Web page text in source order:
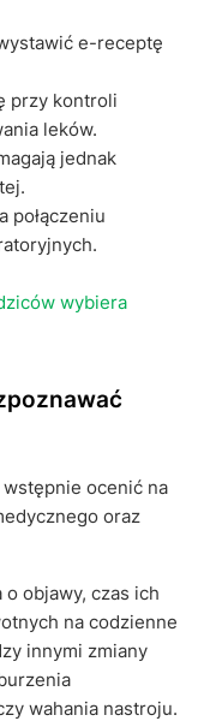
e-receptę
przy kontroli
leków.
jednak
połączeniu
wybiera
ocenić na
oraz
objawy, czas ich
na codzienne
innymi zmiany
wahania nastroju.